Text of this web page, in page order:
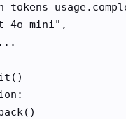
4o-mini",